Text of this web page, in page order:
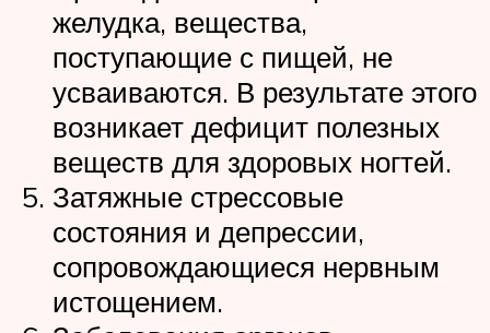
желудка, вещества,
поступающие с пищей, не
усваиваются. В результате этого
возникает дефицит полезных
веществ для здоровых ногтей.
Затяжные стрессовые
состояния и депрессии,
сопровождающиеся нервным
истощением.